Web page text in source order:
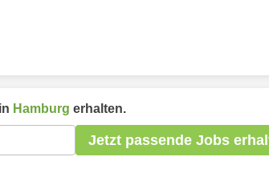
Hamburg erhalten.
Jetzt passende Jobs